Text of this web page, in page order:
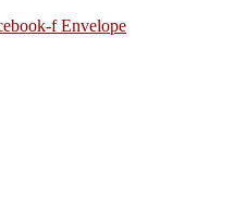
f Envelope